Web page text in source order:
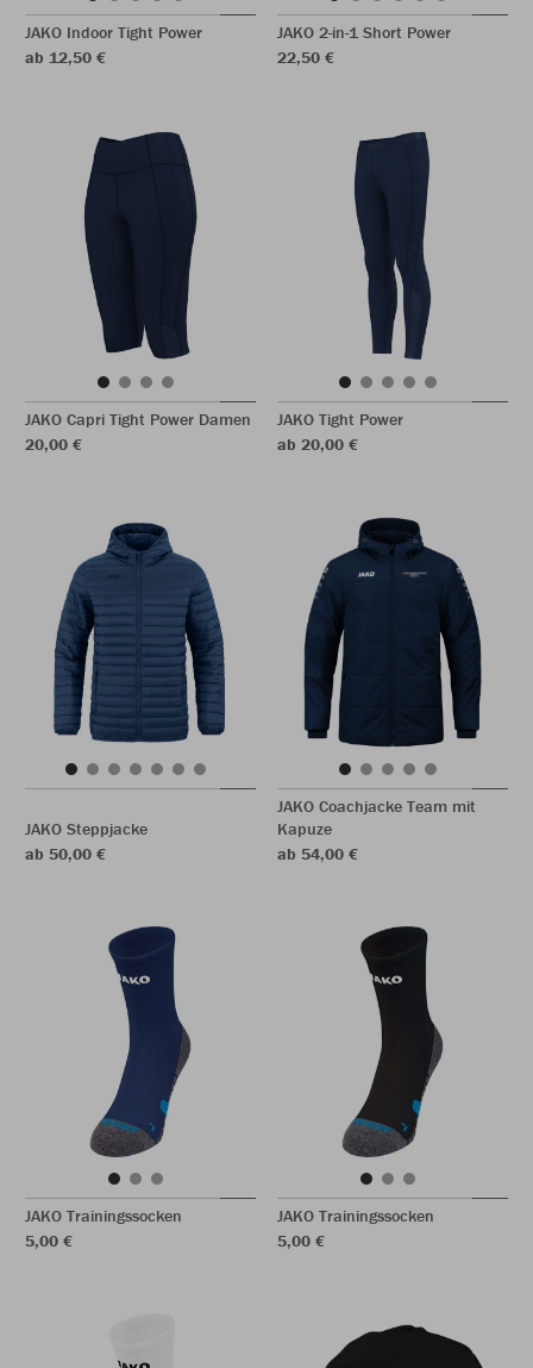
JAKO Indoor Tight Power
ab 12,50 €
JAKO 2-in-1 Short Power
22,50 €
JAKO Capri Tight Power Damen
20,00 €
JAKO Tight Power
ab 20,00 €
JAKO Steppjacke
ab 50,00 €
JAKO Coachjacke Team mit
Kapuze
ab 54,00 €
JAKO Trainingssocken
5,00 €
JAKO Trainingssocken
5,00 €